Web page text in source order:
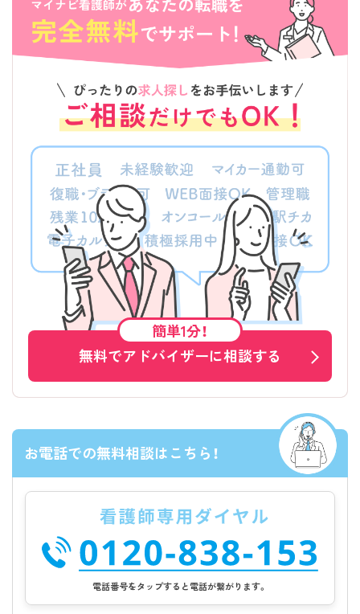
簡単1分！
無料でアドバイザーに相談する
お電話での無料相談はこちら！
電話番号をタップすると電話が繋がります。